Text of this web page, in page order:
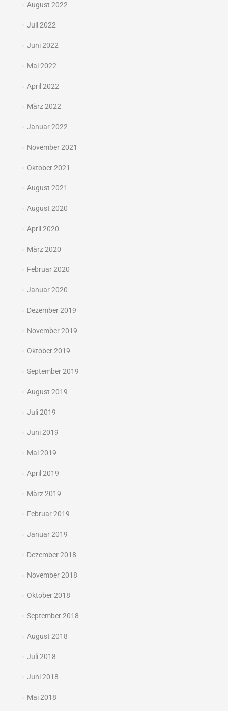
August 2022
Juli 2022
Juni 2022
Mai 2022
April 2022
März 2022
Januar 2022
November 2021
Oktober 2021
August 2021
August 2020
April 2020
März 2020
Februar 2020
Januar 2020
Dezember 2019
November 2019
Oktober 2019
September 2019
August 2019
Juli 2019
Juni 2019
Mai 2019
April 2019
März 2019
Februar 2019
Januar 2019
Dezember 2018
November 2018
Oktober 2018
September 2018
August 2018
Juli 2018
Juni 2018
Mai 2018